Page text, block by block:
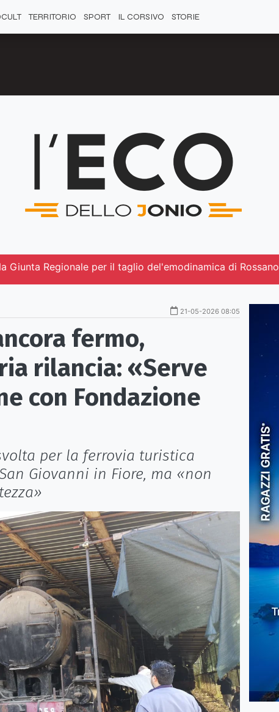
TERRITORIO SPORT IL CORSIVO STORIE
Giunta Regionale per il taglio del'emodinamica di Rossano
21-05-2026 08:05
fermo,
rilancia: «Serve
con Fondazione
per la ferrovia turistica
Giovanni in Fiore, ma «non